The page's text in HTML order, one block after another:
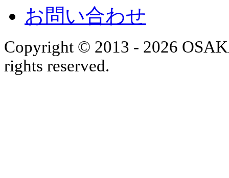
お問い合わせ
Copyright © 2013 - 2026
rights reserved.